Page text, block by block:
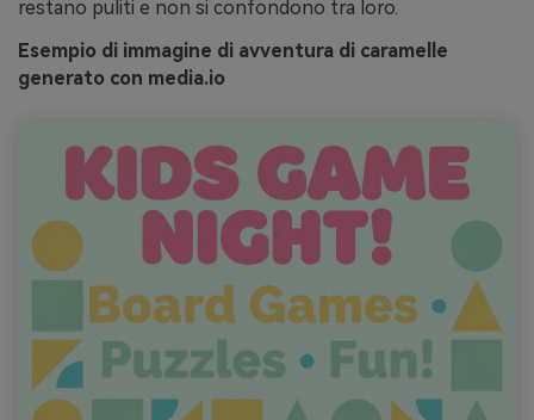
restano puliti e non si confondono tra loro.
Esempio di immagine di avventura di caramelle
generato con media.io